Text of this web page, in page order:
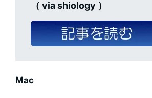
（ via shiology ）
Mac